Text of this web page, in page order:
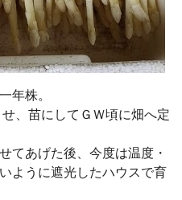
年株。
、苗にしてＧＷ頃に畑へ定
てあげた後、今度は温度・
ように遮光したハウスで育